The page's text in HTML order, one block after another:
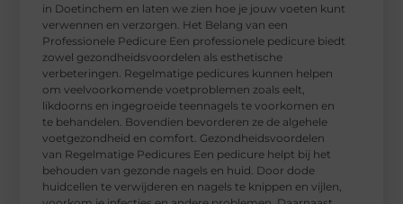
in Doetinchem en laten we zien hoe je jouw voeten kunt
verwennen en verzorgen. Het Belang van een
Professionele Pedicure Een professionele pedicure biedt
zowel gezondheidsvoordelen als esthetische
verbeteringen. Regelmatige pedicures kunnen helpen
om veelvoorkomende voetproblemen zoals eelt,
likdoorns en ingegroeide teennagels te voorkomen en
te behandelen. Bovendien bevorderen ze de algehele
voetgezondheid en comfort. Gezondheidsvoordelen
van Regelmatige Pedicures Een pedicure helpt bij het
behouden van gezonde nagels en huid. Door dode
huidcellen te verwijderen en nagels te knippen en vijlen,